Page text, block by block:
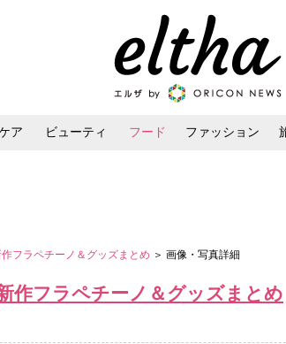
ア ビューティ フード ファッション
フラペチーノ＆グッズまとめ ＞ 画像・写真詳細
作フラペチーノ＆グッズまとめ